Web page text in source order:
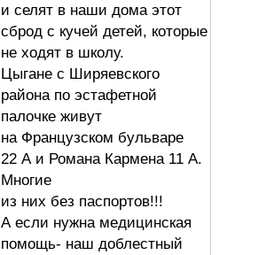
и селят в наши дома этот
сброд с кучей детей, которые
не ходят в школу.
Цыгане с Ширяевского
района по эстафетной
палочке живут
на Французском бульваре
22 А и Романа Кармена 11 А.
Многие
из них без паспортов!!!
А если нужна медицинская
помощь- наш доблестный